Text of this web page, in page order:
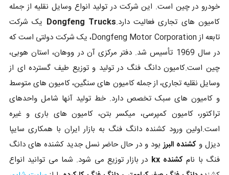
خودرو در چین است. این شرکت در تولید انواع وسایل نقلیه از جمله
کامیون های تجاری فعالیت دارد.Dongfeng Trucks یک شرکت
تابعه از Dongfeng Motor Corporation، یک شرکت دولتی است که
در سال 1969 تأسیس شد. دفتر مرکزی آن در ووهان، استان هوبی،
چین است.کامیون دانگ فنگ در تولید و توزیع طیف گسترده ای از
وسایل نقلیه تجاری، از جمله کامیون های سنگین، کامیون های متوسط
و کامیون های سبک تخصص دارد. خط تولید آنها شامل واحدهای
تراکتور، کامیون کمپرسی، میکسر بتن، کامیون های باری و غیره
است.اولین ورود کشنده دانگ فنگ به بازار ایران با همکاری سایپا
دیزل وکشنده البرز بود و در حال حاضر نسل جدید کشنده های دانگ
فنگ با نام کشنده kx
در بازار توزیع می شود. شما می توانید انواع